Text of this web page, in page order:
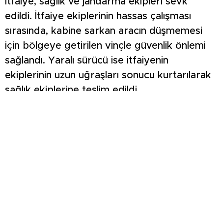
edildi. İtfaiye ekiplerinin hassas çalışması
sırasında, kabine sarkan aracın düşmemesi
için bölgeye getirilen vinçle güvenlik önlemi
sağlandı. Yaralı sürücü ise itfaiyenin
ekiplerinin uzun uğraşları sonucu kurtarılarak
sağlık ekiplerine teslim edildi.